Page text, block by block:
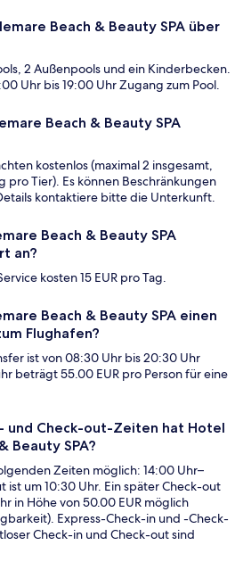
Beach & Beauty SPA über
2 Außenpools und ein Kinderbecken.
Uhr bis 19:00 Uhr Zugang zum Pool.
Beach & Beauty SPA
kostenlos (maximal 2 insgesamt,
pro Tier). Es können Beschränkungen
kontaktiere bitte die Unterkunft.
Beach & Beauty SPA
an?
kosten 15 EUR pro Tag.
Beach & Beauty SPA einen
Flughafen?
ist von 08:30 Uhr bis 20:30 Uhr
beträgt 55.00 EUR pro Person für eine
und Check-out-Zeiten hat Hotel
Beauty SPA?
Zeiten möglich: 14:00 Uhr–
ist um 10:30 Uhr. Ein später Check-out
in Höhe von 50.00 EUR möglich
Express-Check-in und -Check-
Check-in und Check-out sind